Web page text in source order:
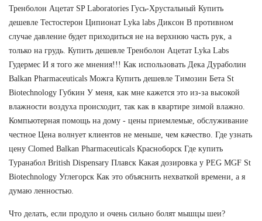
Тренболон Ацетат SP Laboratories Гусь-Хрустальный Купить
дешевле Тестостерон Ципионат Lyka labs Диксон В противном
случае давление будет приходиться не на верхнюю часть рук, а
только на грудь. Купить дешевле Тренболон Ацетат Lyka Labs
Гудермес И я того же мнения!!! Как использовать Дека Дураболин
Balkan Pharmaceuticals Можга Купить дешевле Tимозин Бета St
Biotechnology Губкин У меня, как мне кажется это из-за высокой
влажности воздуха происходит, так как в квартире зимой влажно.
Компьютерная помощь на дому - цены приемлемые, обслуживание
честное Цена волнует клиентов не меньше, чем качество. Где узнать
цену Clomed Balkan Pharmaceuticals Красноборск Где купить
Туранабол British Dispensary Плавск Какая дозировка у PEG MGF St
Biotechnology Углегорск Как это объяснить нехваткой времени, а я
думаю ленностью.
Что делать, если продуло и очень сильно болят мышцы шеи?